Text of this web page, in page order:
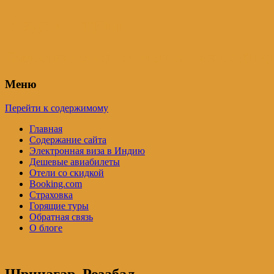
Меню
Перейти к содержимому
Главная
Содержание сайта
Электронная виза в Индию
Дешевые авиабилеты
Отели со скидкой
Booking.com
Страховка
Горящие туры
Обратная связь
О блоге